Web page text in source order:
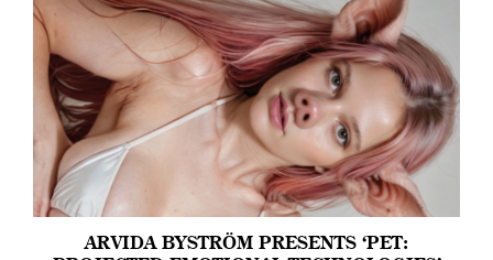
ARVIDA BYSTRÖM PRESENTS ‘PET: